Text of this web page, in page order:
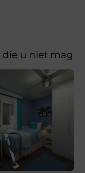
die u niet mag